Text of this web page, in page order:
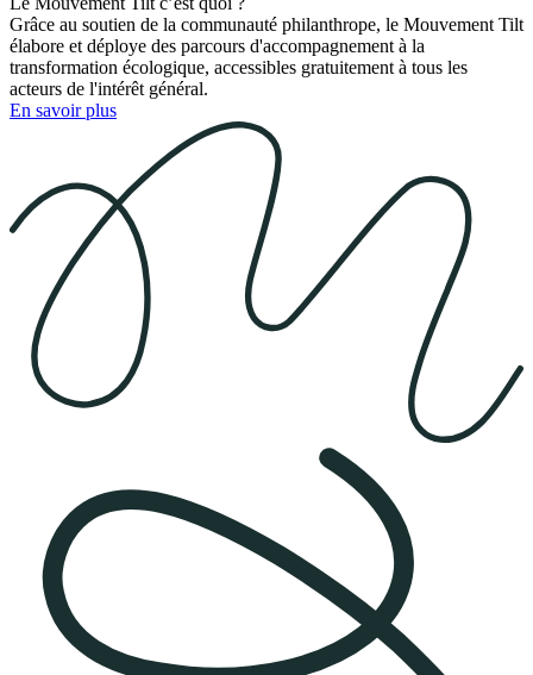
Grâce au soutien de la communauté philanthrope, le Mouvement Tilt
élabore et déploye des parcours d'accompagnement à la
transformation écologique, accessibles gratuitement à tous les
acteurs de l'intérêt général.
En savoir plus